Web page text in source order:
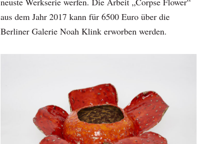
aus dem Jahr 2017 kann für 6500 Euro über die
Berliner Galerie Noah Klink erworben werden.